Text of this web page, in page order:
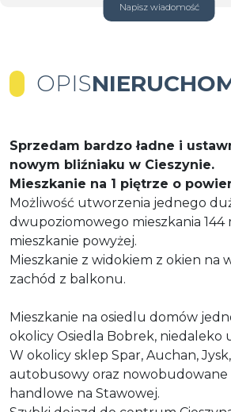
Napisz wiadomość
OPIS
Sprzedam bardzo ładne i
nowym bliźniaku w Cieszynie.
Mieszkanie na 1 piętrze o
Możliwość utworzenia jednego
dwupoziomowego mieszkania
mieszkanie powyżej.
Mieszkanie z widokiem z okien na
zachód z balkonu.
Mieszkanie na osiedlu domów
okolicy Osiedla Bobrek, niedaleko
W okolicy sklep Spar, Auchan,
autobusowy oraz
handlowe na Stawowej.